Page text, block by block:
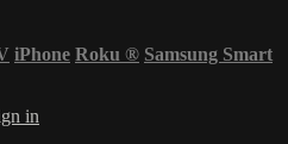
iPhone Roku ® Samsung Smart
in